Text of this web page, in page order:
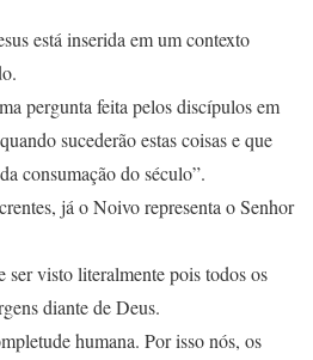
está inserida em um contexto
pergunta feita pelos discípulos em
sucederão estas coisas e que
consumação do século”.
já o Noivo representa o Senhor
ser visto literalmente pois todos os
diante de Deus.
humana. Por isso nós, os